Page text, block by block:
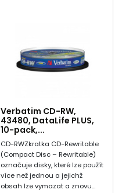
Verbatim CD-RW,
43480, DataLife PLUS,
10-pack,...
CD-RWZkratka CD-Rewritable
(Compact Disc – Rewritable)
označuje disky, které lze použít
více než jednou a jejichž
obsah lze vymazat a znovu...